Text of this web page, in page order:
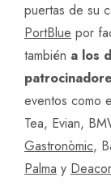
puertas de su
PortBlue por
también a los
eventos como
Tea, Evian,
Gastronòmic,
Palma y